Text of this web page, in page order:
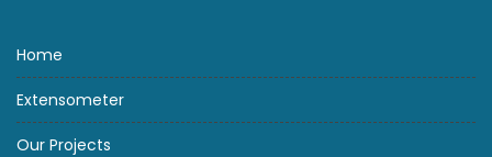
Home
Extensometer
Our Projects